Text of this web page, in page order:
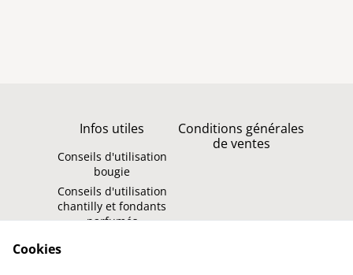
Infos utiles
Conseils d'utilisation
bougie
Conseils d'utilisation
chantilly et fondants
parfumés
Conditions générales
de ventes
Cookies